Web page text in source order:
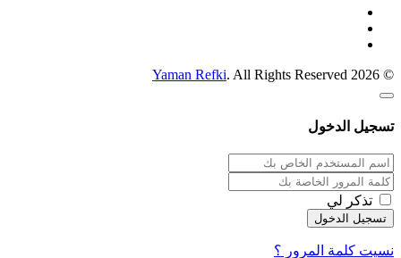
© 2026
Yaman Refki. All Rights Reserved
تسجيل الدخول
تذكر لي
نسيت كلمة المرور ؟